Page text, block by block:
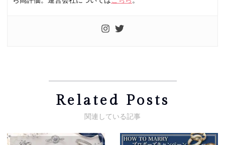
Related Posts